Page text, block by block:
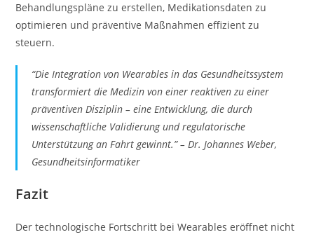
Behandlungspläne zu erstellen, Medikationsdaten zu
optimieren und präventive Maßnahmen effizient zu
steuern.
“Die Integration von Wearables in das Gesundheitssystem
transformiert die Medizin von einer reaktiven zu einer
präventiven Disziplin – eine Entwicklung, die durch
wissenschaftliche Validierung und regulatorische
Unterstützung an Fahrt gewinnt.” – Dr. Johannes Weber,
Gesundheitsinformatiker
Fazit
Der technologische Fortschritt bei Wearables eröffnet nicht